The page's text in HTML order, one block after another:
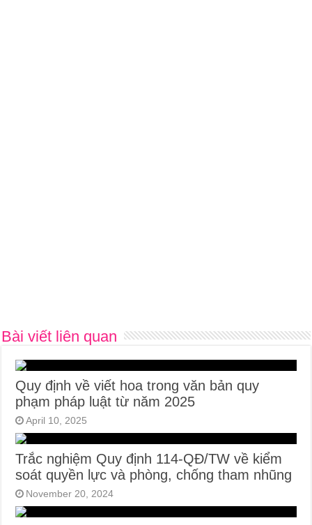
Bài viết liên quan
Quy định về viết hoa trong văn bản quy
phạm pháp luật từ năm 2025
April 10, 2025
Trắc nghiệm Quy định 114-QĐ/TW về kiểm
soát quyền lực và phòng, chống tham nhũng
November 20, 2024